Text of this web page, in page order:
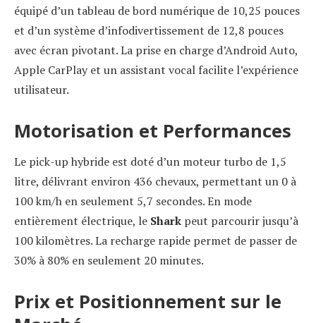
équipé d’un tableau de bord numérique de 10,25 pouces
et d’un système d’infodivertissement de 12,8 pouces
avec écran pivotant. La prise en charge d’Android Auto,
Apple CarPlay et un assistant vocal facilite l’expérience
utilisateur.
Motorisation et Performances
Le pick-up hybride est doté d’un moteur turbo de 1,5
litre, délivrant environ 436 chevaux, permettant un 0 à
100 km/h en seulement 5,7 secondes. En mode
entièrement électrique, le Shark peut parcourir jusqu’à
100 kilomètres. La recharge rapide permet de passer de
30% à 80% en seulement 20 minutes.
Prix et Positionnement sur le